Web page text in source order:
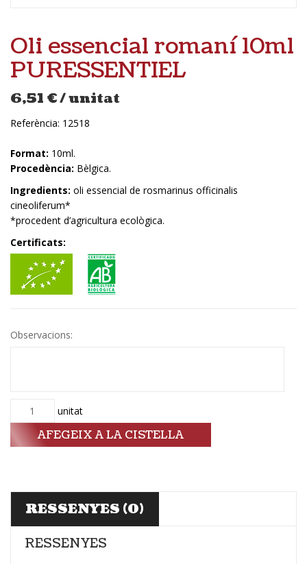
Oli essencial romaní 10ml
PURESSENTIEL
6,51 €/ unitat
Referència: 12518
Format: 10ml.
Procedència: Bèlgica.
Ingredients: oli essencial de rosmarinus officinalis
cineoliferum*
*procedent d’agricultura ecològica.
Certificats:
Observacions:
Quantitat unitat
AFEGEIX A LA CISTELLA
RESSENYES (0)
RESSENYES